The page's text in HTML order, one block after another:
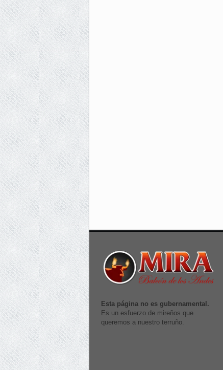
Esta página no es gubernamental.
Es un esfuerzo de mireños que
queremos a nuestro terruño.